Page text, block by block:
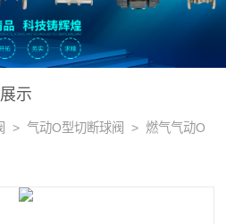
示
>气动O型切断球阀
> 燃气气动O